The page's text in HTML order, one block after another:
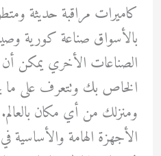
كاميرات مراقبة حديثة
بالأسواق صناعة كورية
الصناعات الأخري يمكن أن
الخاص بك وتتعرف على
ومنزلك من أي مكان
الأجهزة الهامة والأساسية